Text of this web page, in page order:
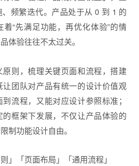
频繁迭代。产品处于从 0 到 1 的
“先满足功能，再优化体验”的情
体验往往不太过关。
则，梳理关键页面和流程，搭建
团队对产品有统一的设计价值观
流程，又能对应设计参照标准；
框架下发展，不仅让产品体验的
制功能设计自由。
」「页面布局」「通用流程」